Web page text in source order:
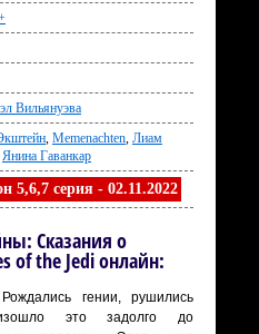
Вильянуэва
, Memenachten, Лиам
Янина Гаванкар
5,6,7 серия - 02.11.2022
Сказания о
of the Jedi онлайн:
гении, рушились
это задолго до